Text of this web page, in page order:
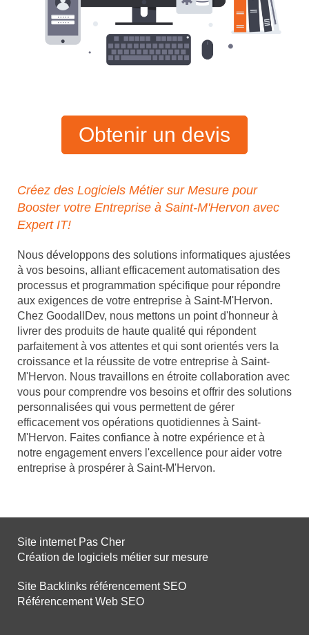
Obtenir un devis
Créez des Logiciels Métier sur Mesure pour
Booster votre Entreprise à Saint-M'Hervon avec
Expert IT!
Nous développons des solutions informatiques ajustées
à vos besoins, alliant efficacement automatisation des
processus et programmation spécifique pour répondre
aux exigences de votre entreprise à Saint-M'Hervon.
Chez GoodallDev, nous mettons un point d'honneur à
livrer des produits de haute qualité qui répondent
parfaitement à vos attentes et qui sont orientés vers la
croissance et la réussite de votre entreprise à Saint-
M'Hervon. Nous travaillons en étroite collaboration avec
vous pour comprendre vos besoins et offrir des solutions
personnalisées qui vous permettent de gérer
efficacement vos opérations quotidiennes à Saint-
M'Hervon. Faites confiance à notre expérience et à
notre engagement envers l'excellence pour aider votre
entreprise à prospérer à Saint-M'Hervon.
Site internet Pas Cher
Création de logiciels métier sur mesure
Site Backlinks référencement SEO
Référencement Web SEO